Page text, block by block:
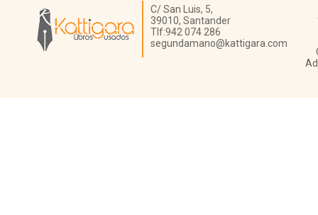
Librería Kattigara
C/ San Luis, 5,
39010, Santander
Tlf:942 074 286
segundamano@kattigara.com